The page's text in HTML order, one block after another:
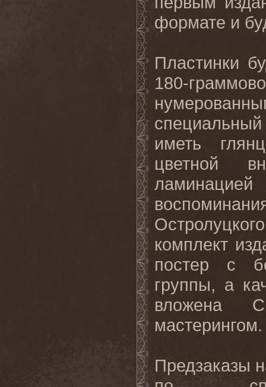
формате и
Пластинки
180-
иметь
цветной
комплект
постер с
группы, а
вложена
мастерингом.
Предзаказы